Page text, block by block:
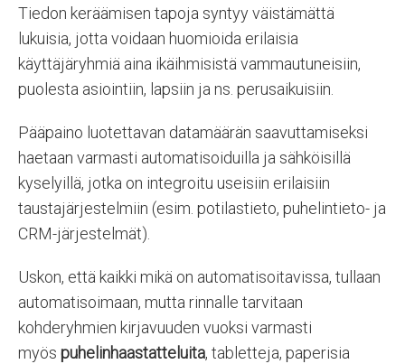
Tiedon keräämisen tapoja syntyy väistämättä
lukuisia, jotta voidaan huomioida erilaisia
käyttäjäryhmiä aina ikäihmisistä vammautuneisiin,
puolesta asiointiin, lapsiin ja ns. perusaikuisiin.
Pääpaino luotettavan datamäärän saavuttamiseksi
haetaan varmasti automatisoiduilla ja sähköisillä
kyselyillä, jotka on integroitu useisiin erilaisiin
taustajärjestelmiin (esim. potilastieto, puhelintieto- ja
CRM-järjestelmät).
Uskon, että kaikki mikä on automatisoitavissa, tullaan
automatisoimaan, mutta rinnalle tarvitaan
kohderyhmien kirjavuuden vuoksi varmasti
myös puhelinhaastatteluita, tabletteja, paperisia